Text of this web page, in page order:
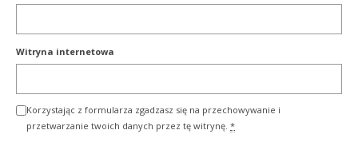
Witryna internetowa
Korzystając z formularza zgadzasz się na przechowywanie i
przetwarzanie twoich danych przez tę witrynę. *